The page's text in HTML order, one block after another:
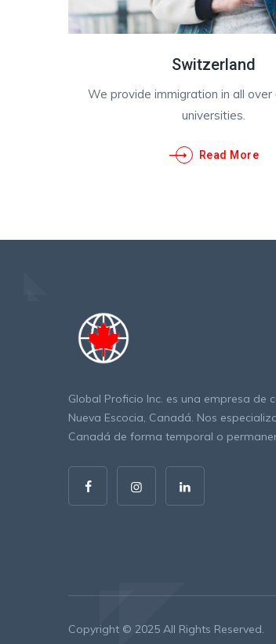
Switzerland
We provide immigration in all over
universities.
Read More
Global Proficio Inc. es una empresa de
Nueva Escocia, Canadá. Nos
Canadá de forma temporal o
Copyright © 2025 All Rights Reserved.